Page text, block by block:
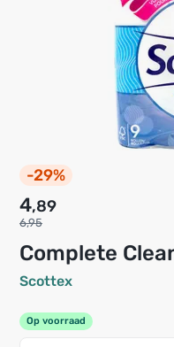
-29%
Complete
Scottex
4,89
6,95
Op voorraad